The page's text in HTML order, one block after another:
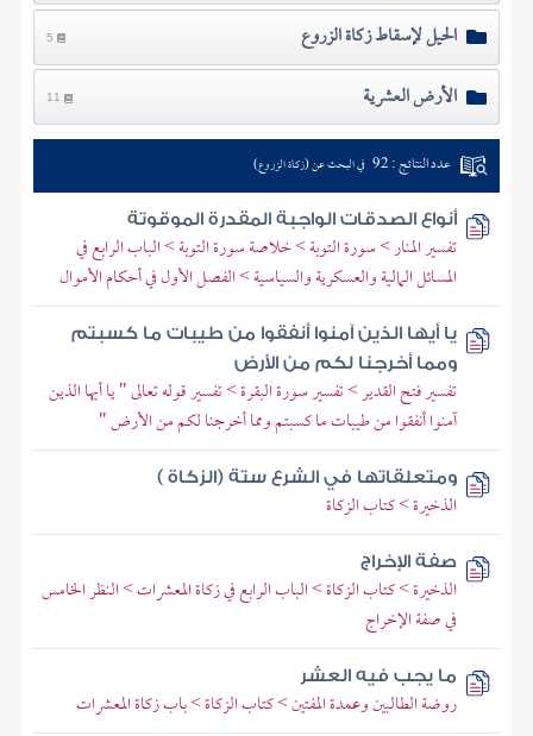
الحيل لإسقاط زكاة الزروع 5
الأرض العشرية 11
عدد النتائج : 92 في البحث عن (زكاة الزروع)
أنواع الصدقات الواجبة المقدرة الموقوتة
تفسير المنار > سورة التوبة > خلاصة سورة التوبة > الباب الرابع في
المسائل المالية والعسكرية والسياسية > الفصل الأول في أحكام الأموال
يا أيها الذين آمنوا أنفقوا من طيبات ما كسبتم
ومما أخرجنا لكم من الأرض
تفسير فتح القدير > تفسير سورة البقرة > تفسير قوله تعالى " يا أيها الذين
آمنوا أنفقوا من طيبات ما كسبتم ومما أخرجنا لكم من الأرض "
ومتعلقاتها في الشرع ستة (الزكاة )
الذخيرة > كتاب الزكاة
صفة الإخراج
الذخيرة > كتاب الزكاة > الباب الرابع في زكاة المعشرات > النظر الخامس
في صفة الإخراج
ما يجب فيه العشر
روضة الطالبين وعمدة المفتين > كتاب الزكاة > باب زكاة المعشرات